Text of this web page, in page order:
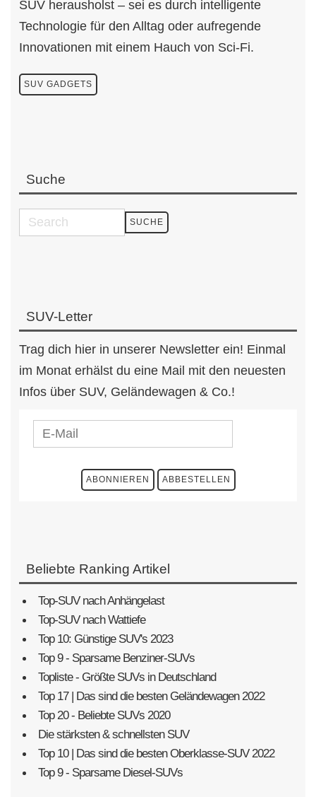
SUV herausholst – sei es durch intelligente
Technologie für den Alltag oder aufregende
Innovationen mit einem Hauch von Sci-Fi.
SUV GADGETS
Suche
SUV-Letter
Trag dich hier in unserer Newsletter ein! Einmal
im Monat erhälst du eine Mail mit den neuesten
Infos über SUV, Geländewagen & Co.!
Beliebte Ranking Artikel
Top-SUV nach Anhängelast
Top-SUV nach Wattiefe
Top 10: Günstige SUV's 2023
Top 9 - Sparsame Benziner-SUVs
Topliste - Größte SUVs in Deutschland
Top 17 | Das sind die besten Geländewagen 2022
Top 20 - Beliebte SUVs 2020
Die stärksten & schnellsten SUV
Top 10 | Das sind die besten Oberklasse-SUV 2022
Top 9 - Sparsame Diesel-SUVs